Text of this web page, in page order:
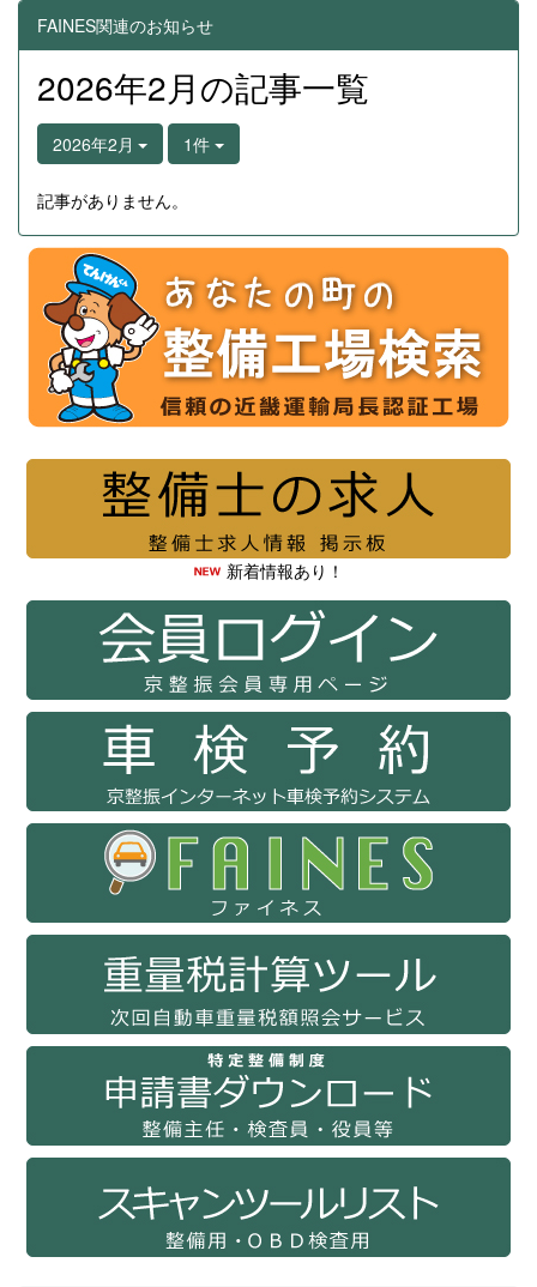
FAINES関連のお知らせ
2026年2月の記事一覧
2026年2月 1件
記事がありません。
新着情報あり！